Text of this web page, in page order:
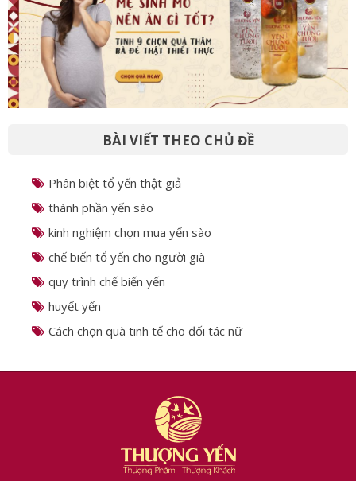
BÀI VIẾT THEO CHỦ ĐỀ
Phân biệt tổ yến thật giả
thành phần yến sào
kinh nghiệm chọn mua yến sào
chế biến tổ yến cho người già
quy trình chế biến yến
huyết yến
Cách chọn quà tinh tế cho đối tác nữ